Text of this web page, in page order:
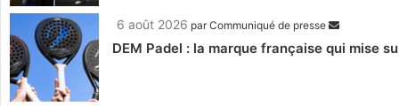
6 août 2026 parCommuniqué de presse
DEM Padel : la marque française qui mise